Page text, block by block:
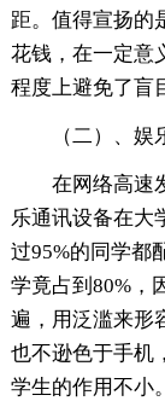
距。值得宣扬的
花钱，在一定意
程度上避免了盲
（二）、娱
在网络高速发
乐通讯设备在大
过95%的同学都
学竟占到80%，
遍，用泛滥来形
也不逊色于手机
学生的作用不小